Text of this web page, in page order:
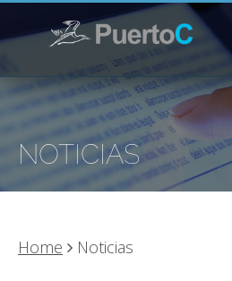
NOTICIAS
Home Noticias